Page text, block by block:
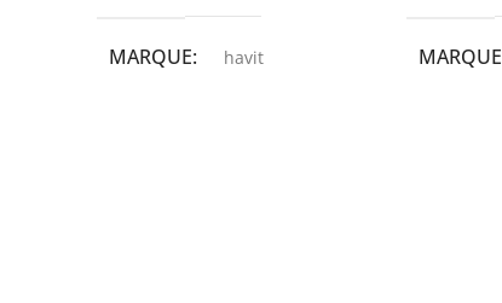
MARQUE havit MARQUE